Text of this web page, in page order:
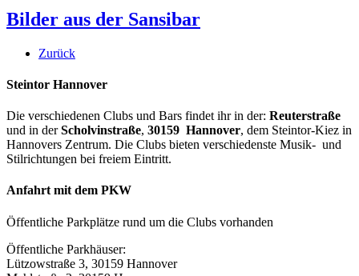
Bilder aus der Sansibar
Zurück
Steintor Hannover
Die verschiedenen Clubs und Bars findet ihr in der: Reuterstraße
und in derScholvinstraße, 30159 Hannover, dem Steintor-Kiez in
Hannovers Zentrum. Die Clubs bieten verschiedenste Musik- und
Stilrichtungen bei freiem Eintritt.
Anfahrt mit dem PKW
Öffentliche Parkplätze rund um die Clubs vorhanden
Öffentliche Parkhäuser:
Lützowstraße 3, 30159 Hannover